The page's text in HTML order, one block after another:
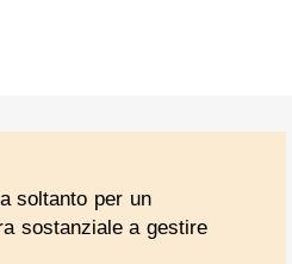
soltanto per un
sostanziale a gestire